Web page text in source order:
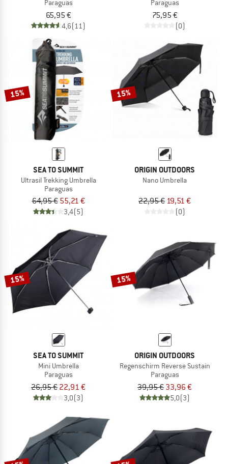
Paraguas
65,95 €
4,6(11)
Paraguas
75,95 €
(0)
15%
SEA TO SUMMIT
Ultrasil Trekking Umbrella
Paraguas
64,95 € 55,21 €
3,4(5)
15%
ORIGIN OUTDOORS
Nano Umbrella
22,95 € 19,51 €
(0)
15%
SEA TO SUMMIT
Mini Umbrella
Paraguas
26,95 € 22,91 €
3,0(3)
15%
ORIGIN OUTDOORS
Regenschirm Reverse Sustain
Paraguas
39,95 € 33,96 €
5,0(3)